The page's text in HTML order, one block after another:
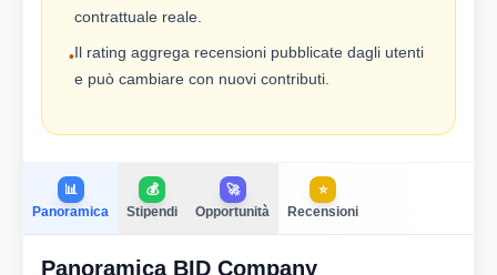
contrattuale reale.
•Il rating aggrega recensioni pubblicate dagli utenti
e può cambiare con nuovi contributi.
📊
Panoramica
💰
Stipendi
🚀
Opportunità
⭐
Recensioni
Panoramica BID Company